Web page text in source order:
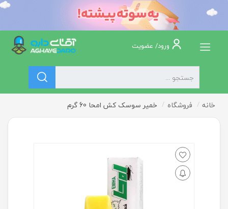
ورود/ عضویت
خانه فروشگاه خمیر سوسک کش امحا 60 گرم